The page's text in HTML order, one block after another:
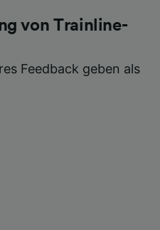
von Trainline-
Feedback geben als